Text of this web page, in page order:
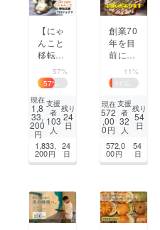
【にゃ
んこと
移転応
援】逆
境を乗
り越え
アット
ホーム
猫カ
フェを
守りた
い！！
57%
57%
現在
1,8
33,
200
円
支援
者
103
人
残り
24
日
1,833,
200円
24
日
創業70
年を目
前に存
続の危
機！エ
コキッ
チン
カーを
作って
味を未
来に繋
11%
11
現在
572
,00
0円
支援
者
32
人
残り
54
日
572,0
00円
54
日